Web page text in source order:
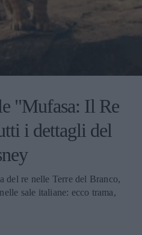
"Mufasa: Il Re
i dettagli del
del re nelle Terre del Branco,
sale italiane: ecco trama,